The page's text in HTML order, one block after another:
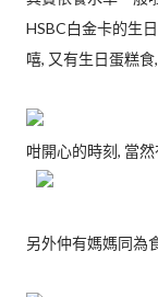
HSBC白金卡的生
嘻, 又有生日蛋糕
咁開心的時刻, 當
另外仲有媽媽同為